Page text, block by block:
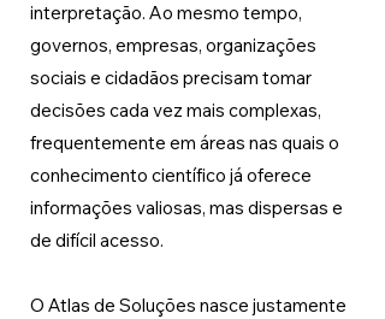
interpretação. Ao mesmo tempo,
governos, empresas, organizações
sociais e cidadãos precisam tomar
decisões cada vez mais complexas,
frequentemente em áreas nas quais o
conhecimento científico já oferece
informações valiosas, mas dispersas e
de difícil acesso.
O Atlas de Soluções nasce justamente